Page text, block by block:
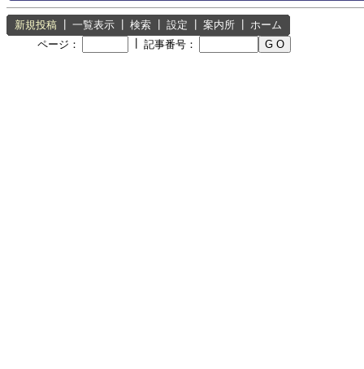
新規投稿 一覧表示 検索 設定 案内所
ホーム
ページ：
記事番号：